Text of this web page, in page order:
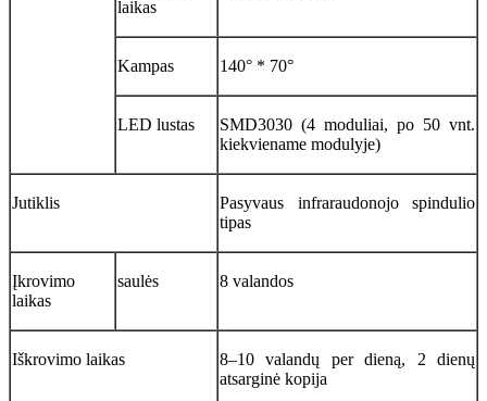
laikas
Kampas 140° * 70°
LED lustas
SMD3030 (4 moduliai, po 50 vnt.
kiekviename modulyje)
Jutiklis
Pasyvaus infraraudonojo spindulio
tipas
Įkrovimo
laikas
saulės 8 valandos
Iškrovimo laikas
8–10 valandų per dieną, 2 dienų
atsarginė kopija